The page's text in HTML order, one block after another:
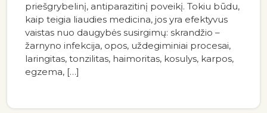
priešgrybelinį, antiparazitinį poveikį. Tokiu būdu,
kaip teigia liaudies medicina, jos yra efektyvus
vaistas nuo daugybės susirgimų: skrandžio –
žarnyno infekcija, opos, uždegiminiai procesai,
laringitas, tonzilitas, haimoritas, kosulys, karpos,
egzema, […]